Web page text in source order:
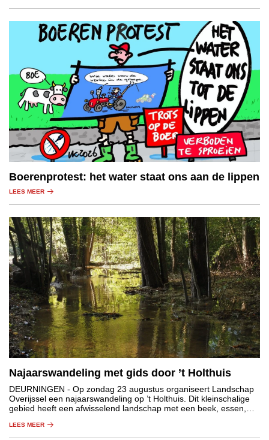
Boerenprotest: het water staat ons aan de lippen
LEES MEER
Najaarswandeling met gids door ’t Holthuis
DEURNINGEN - Op zondag 23 augustus organiseert Landschap
Overijssel een najaarswandeling op ’t Holthuis. Dit kleinschalige
gebied heeft een afwisselend landschap met een beek, essen,
LEES MEER